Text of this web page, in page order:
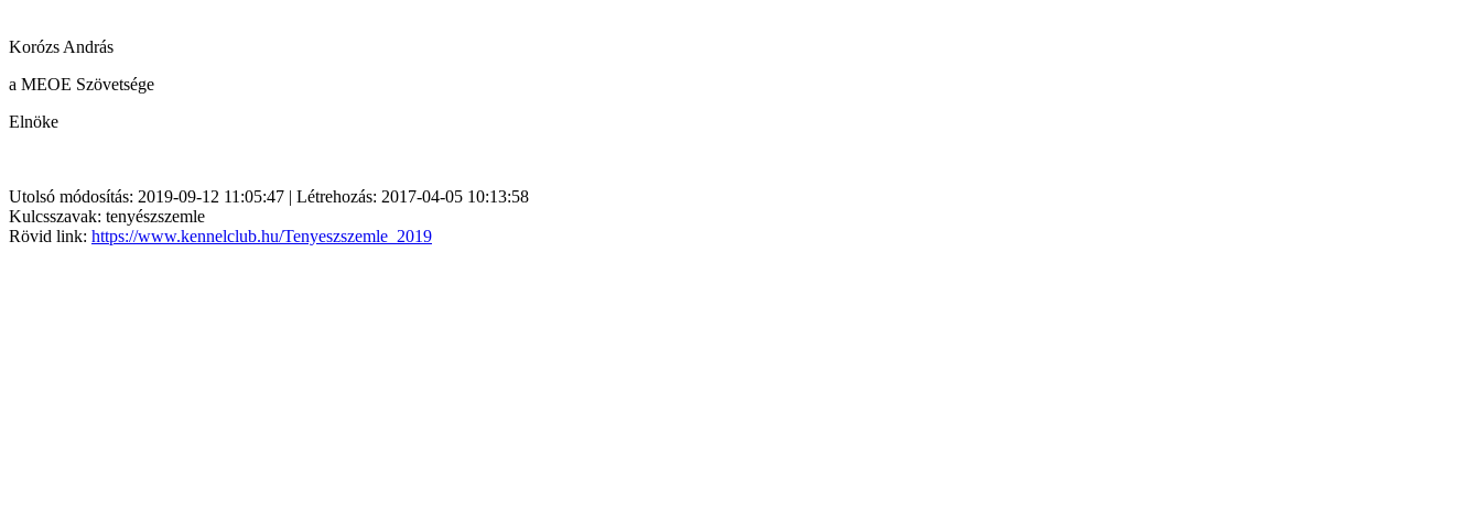
Korózs András
a MEOE Szövetsége
Elnöke
Utolsó módosítás: 2019-09-12 11:05:47 | Létrehozás: 2017-04-05 10:13:58
Kulcsszavak: tenyészszemle
Rövid link: https://www.kennelclub.hu/Tenyeszszemle_2019